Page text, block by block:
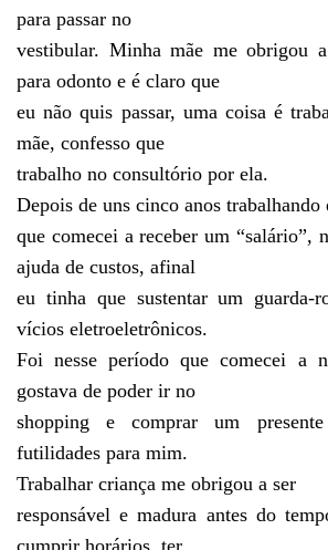
para passar no
vestibular. Minha mãe me obrigou
para odonto e é claro que
eu não quis passar, uma coisa é
mãe, confesso que
trabalho no consultório por ela.
Depois de uns cinco anos trabalhando
que comecei a receber um “salário”,
ajuda de custos, afinal
eu tinha que sustentar um guarda-
vícios eletroeletrônicos.
Foi nesse período que comecei a
gostava de poder ir no
shopping e comprar um
futilidades para mim.
Trabalhar criança me obrigou a ser
responsável e madura antes do
cumprir horários, ter